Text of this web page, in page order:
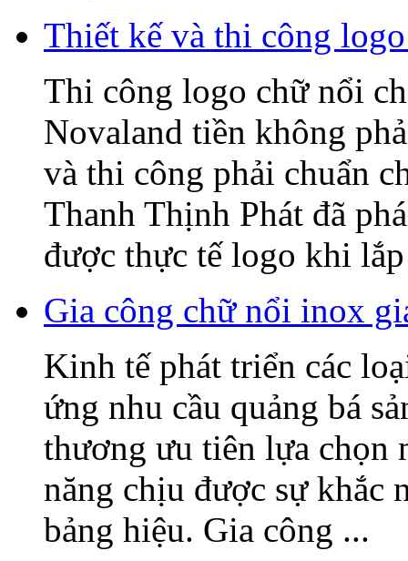
Thiết kế và thi công
Thi công logo chữ nổi
Novaland tiền không
và thi công phải chuẩn
Thanh Thịnh Phát đã
được thực tế logo khi
Gia công chữ nổi inox
Kinh tế phát triển các
ứng nhu cầu quảng bá
thương ưu tiên lựa chọn
năng chịu được sự khắc
bảng hiệu. Gia công ...